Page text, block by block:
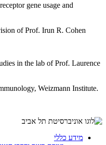
gene usage and
Irun R. Cohen
the lab of Prof. Laurence
Weizmann Institute.
מידע כללי